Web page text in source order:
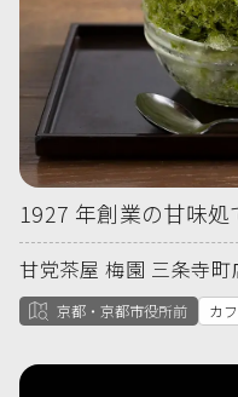
1927 年創業の甘味
甘党茶屋 梅園 三条寺町
京都・京都市役所前 カ